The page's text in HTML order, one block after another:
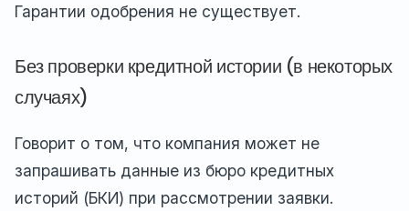
Гарантии одобрения не существует.
Без проверки кредитной истории (в некоторых
случаях)
Говорит о том, что компания может не
запрашивать данные из бюро кредитных
историй (БКИ) при рассмотрении заявки.